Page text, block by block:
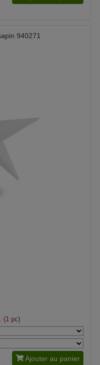
940271
(1 pc)
Ajouter au panier